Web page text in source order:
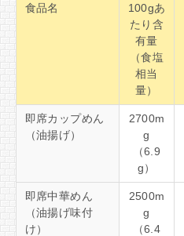
食品名
100gあ
たり含
有量
（食塩
相当
量）
即席カップめん
（油揚げ）
2700m
g
（6.9
g）
即席中華めん
（油揚げ味付
け）
2500m
g
（6.4